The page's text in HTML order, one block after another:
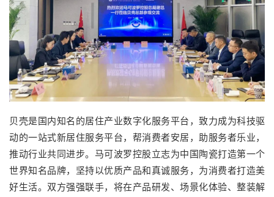
贝壳是国内知名的居住产业数字化服务平台，致力成为科技驱
动的一站式新居住服务平台，帮消费者安居，助服务者乐业，
推动行业共同进步。马可波罗控股立志为中国陶瓷打造第一个
世界知名品牌，坚持以优质产品和真诚服务，为消费者打造美
好生活。双方强强联手，将在产品研发、场景化体验、整装解